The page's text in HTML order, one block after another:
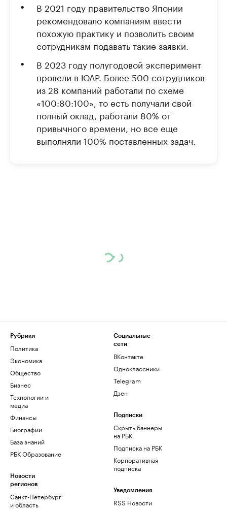
В 2021 году правительство Японии
рекомендовало компаниям ввести
похожую практику и позволить своим
сотрудникам подавать такие заявки.
В 2023 году полугодовой эксперимент
провели в ЮАР. Более 500 сотрудников
из 28 компаний работали по схеме
«100:80:100», то есть получали свой
полный оклад, работали 80% от
привычного времени, но все еще
выполняли 100% поставленных задач.
Рубрики
Политика
Экономика
Общество
Бизнес
Технологии и
медиа
Финансы
Биографии
База знаний
РБК Образование
Новости
регионов
Санкт-Петербург
и область
Социальные
сети
ВКонтакте
Одноклассники
Telegram
Дзен
Подписки
Скрыть баннеры
на РБК
Подписка на РБК
Корпоративная
подписка
Уведомления
RSS Новости